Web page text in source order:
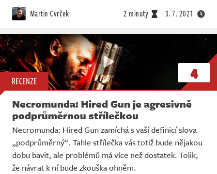
Martin Cvrček 2 minuty 3. 7. 2021
RECENZE 4
Necromunda: Hired Gun je agresivně
podprůměrnou střílečkou
Necromunda: Hired Gun zamíchá s vaší definicí slova
„podprůměrný“. Tahle střílečka vás totiž bude nějakou
dobu bavit, ale problémů má více než dostatek. Tolik,
že návrat k ní bude zkouška ohněm.